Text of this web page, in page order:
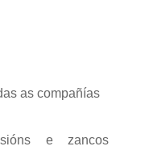
as compañías
e zancos